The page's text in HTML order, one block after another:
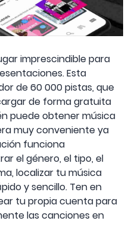
imprescindible para
Esta
de 60 000 pistas, que
de forma gratuita
puede obtener música
muy conveniente ya
funciona
el género, el tipo, el
localizar tu música
y sencillo. Ten en
tu propia cuenta para
las canciones en